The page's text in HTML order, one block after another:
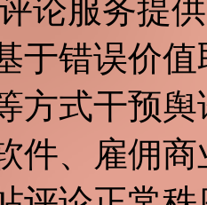
论服务提
于错误价
方式干预
件、雇佣